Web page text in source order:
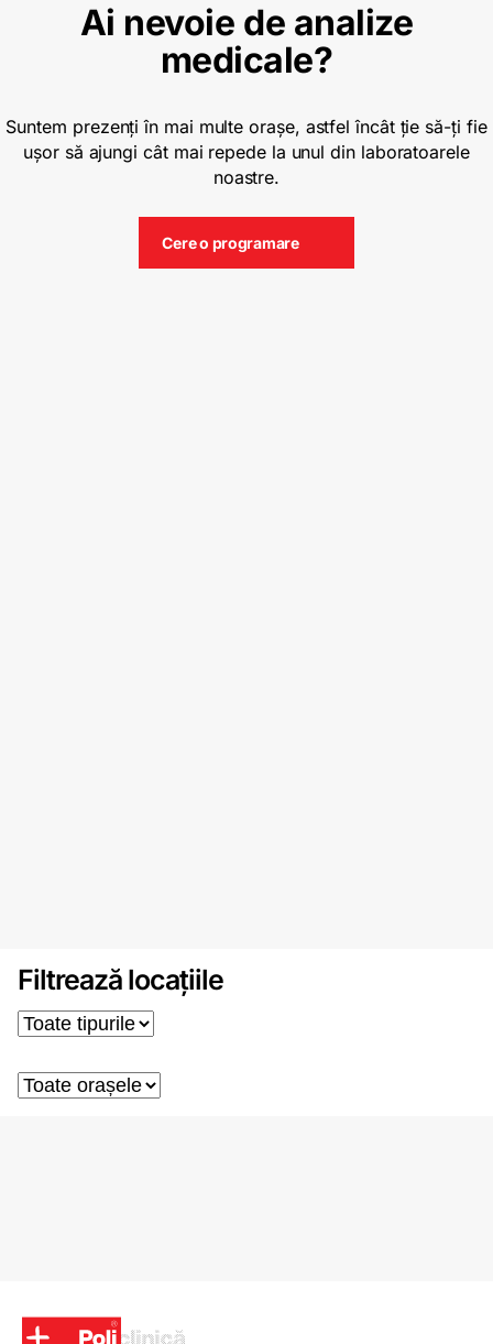
Ai nevoie de analize
medicale?
Suntem prezenți în mai multe orașe, astfel încât ție să-ți fie
ușor să ajungi cât mai repede la unul din laboratoarele
noastre.
Cere o programare
Filtrează locațiile